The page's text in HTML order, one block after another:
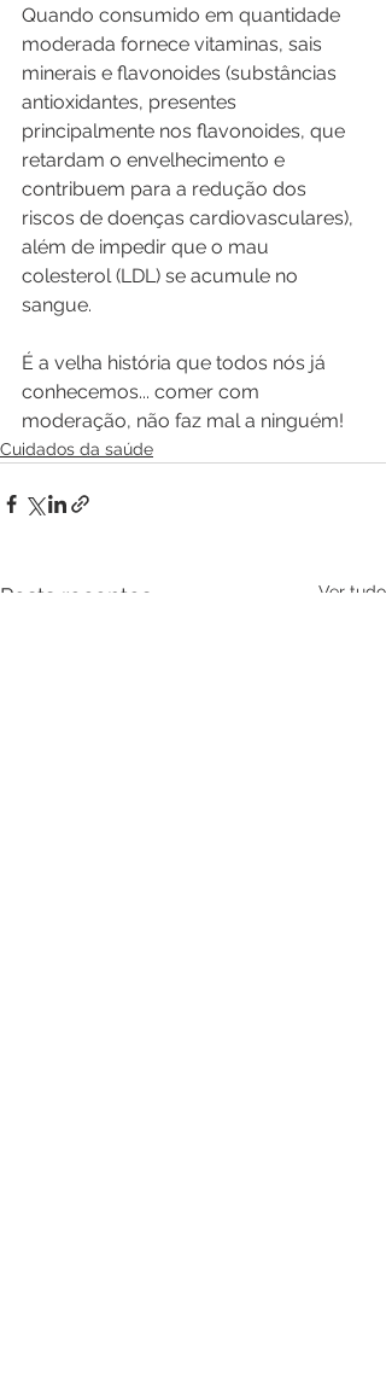
Quando consumido em quantidade
moderada fornece vitaminas, sais
minerais e flavonoides (substâncias
antioxidantes, presentes
principalmente nos flavonoides, que
retardam o envelhecimento e
contribuem para a redução dos
riscos de doenças cardiovasculares),
além de impedir que o mau
colesterol (LDL) se acumule no
sangue.
É a velha história que todos nós já
conhecemos... comer com
moderação, não faz mal a ninguém!
Cuidados da saúde
Posts recentes Ver tudo